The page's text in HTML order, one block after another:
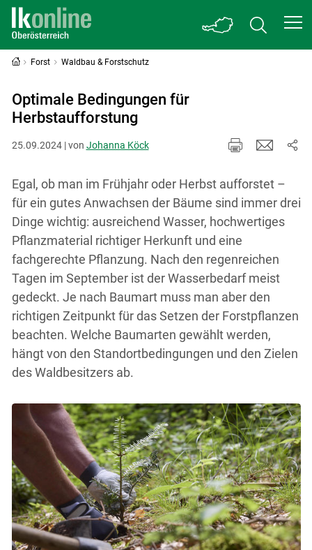
Forst Waldbau & Forstschutz
Optimale Bedingungen für
Herbstaufforstung
25.09.2024 | von Johanna Köck
Egal, ob man im Frühjahr oder Herbst aufforstet –
für ein gutes Anwachsen der Bäume sind immer drei
Dinge wichtig: ausreichend Wasser, hochwertiges
Pflanzmaterial richtiger Herkunft und eine
fachgerechte Pflanzung. Nach den regenreichen
Tagen im September ist der Wasserbedarf meist
gedeckt. Je nach Baumart muss man aber den
richtigen Zeitpunkt für das Setzen der Forstpflanzen
beachten. Welche Baumarten gewählt werden,
hängt von den Standortbedingungen und den Zielen
des Waldbesitzers ab.